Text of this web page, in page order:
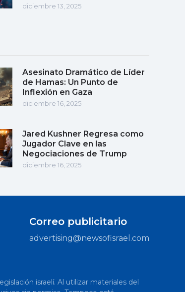
diciembre 13, 2025
Asesinato Dramático de Líder
de Hamas: Un Punto de
Inflexión en Gaza
diciembre 16, 2025
Jared Kushner Regresa como
Jugador Clave en las
Negociaciones de Trump
diciembre 16, 2025
Correo publicitario
advertising@newsofisrael.com
israelí. Al utilizar materiales del